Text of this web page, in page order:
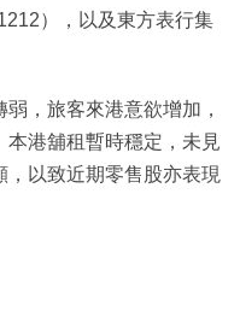
），以及東方表行集
，旅客來港意欲增加，
本港舖租暫時穩定，未見
以致近期零售股亦表現